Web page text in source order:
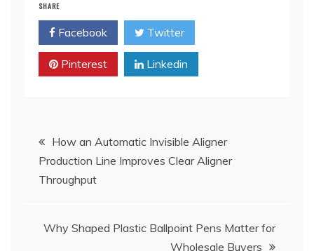
SHARE
Facebook Twitter
Pinterest Linkedin
Post
navigation
How an Automatic Invisible Aligner
Production Line Improves Clear Aligner
Throughput
Why Shaped Plastic Ballpoint Pens Matter for
Wholesale Buyers